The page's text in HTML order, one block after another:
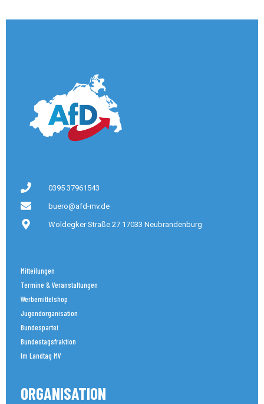
0395 37961543
buero@afd-mv.de
Woldegker Straße 27 17033 Neubrandenburg
Mitteilungen
Termine & Veranstaltungen
Werbemittelshop
Jugendorganisation
Bundespartei
Bundestagsfraktion
Im Landtag MV
ORGANISATION